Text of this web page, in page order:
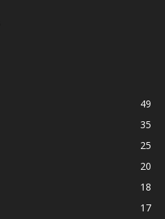
49
35
25
20
18
17